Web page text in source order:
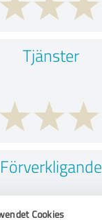
Cookies
Tjänster
Förverkligande